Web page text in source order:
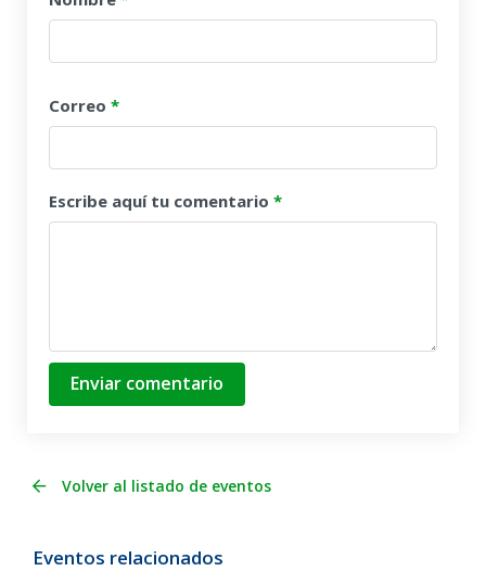
Correo *
Escribe aquí tu comentario *
Enviar comentario
Volver al listado de eventos
Eventos relacionados